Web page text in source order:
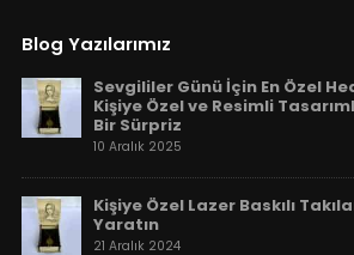
Blog Yazılarımız
Sevgililer Günü İçin En Özel
Kişiye Özel ve Resimli
Bir Sürpriz
10 Aralık 2025
Kişiye Özel Lazer Baskılı
Yaratın
21 Aralık 2024